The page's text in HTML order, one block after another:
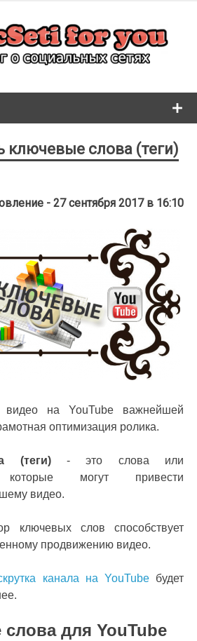
ключевые слова (теги)
- 27 сентября 2017 в 16:10
видео на YouTube важнейшей
оптимизация ролика.
(теги)- это слова или
которые могут привести
видео.
ключевых слов способствует
продвижению видео.
канала на YouTubeбудет
для YouTube